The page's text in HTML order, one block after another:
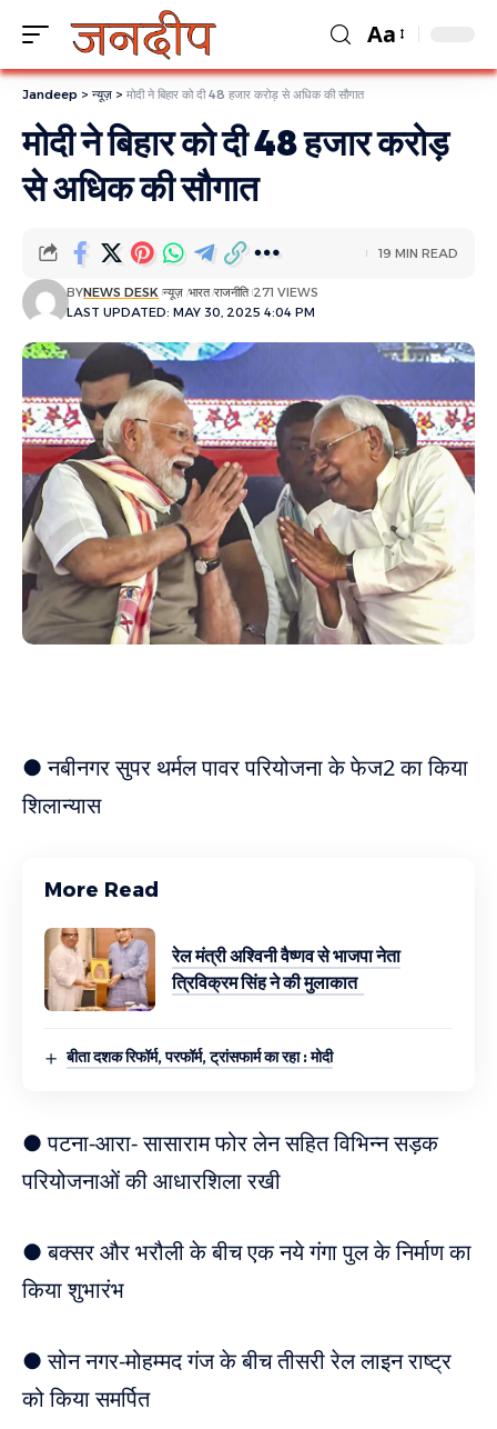
Aa
Jandeep > न्यूज़ > मोदी ने बिहार को दी 48 हजार करोड़ से अधिक की सौगात
मोदी ने बिहार को दी 48 हजार करोड़
से अधिक की सौगात
LAST UPDATED: MAY 30, 2025 4:04 PM
BYNEWS DESK न्यूज़ भारत राजनीति 271 VIEWS
19 MIN READ
● नबीनगर सुपर थर्मल पावर परियोजना के फेज2 का किया
शिलान्यास
More Read
रेल मंत्री अश्विनी वैष्णव से भाजपा नेता
त्रिविक्रम सिंह ने की मुलाकात
बीता दशक रिफॉर्म, परफॉर्म, ट्रांसफार्म का रहा : मोदी
● पटना-आरा- सासाराम फोर लेन सहित विभिन्न सड़क
परियोजनाओं की आधारशिला रखी
● बक्सर और भरौली के बीच एक नये गंगा पुल के निर्माण का
किया शुभारंभ
● सोन नगर-मोहम्मद गंज के बीच तीसरी रेल लाइन राष्ट्र
को किया समर्पित